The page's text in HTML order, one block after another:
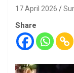
17 April 2026
Share